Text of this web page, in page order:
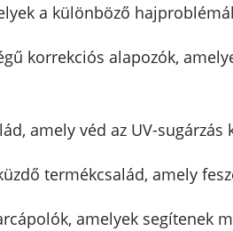
a különböző
korrekciós alapozók,
amely véd az UV-
termékcsalád, amely
amelyek segítenek